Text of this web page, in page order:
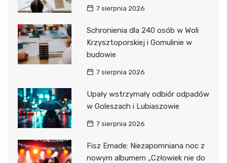
7 sierpnia 2026
Schronienia dla 240 osób w Woli
Krzysztoporskiej i Gomulinie w
budowie
7 sierpnia 2026
Upały wstrzymały odbiór odpadów
w Goleszach i Lubiaszowie
7 sierpnia 2026
Fisz Emade: Niezapomniana noc z
nowym albumem „Człowiek nie do